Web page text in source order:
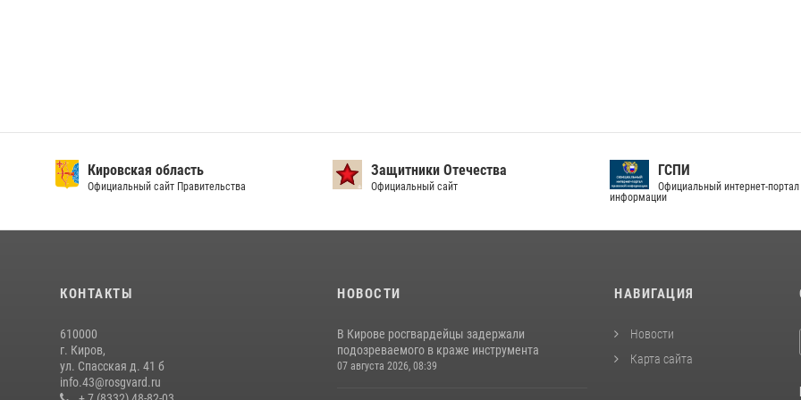
Кировская область
Официальный сайт Правительства
Защитники Отечества
Официальный сайт
ГСПИ
Официальный интернет-
информации
КОНТАКТЫ
610000
г. Киров,
ул. Спасская д. 41 б
info.43@rosgvard.ru
НОВОСТИ
В Кирове росгвардейцы задержали
подозреваемого в краже инструмента
07 августа 2026, 08:39
НАВИГАЦИЯ
Новости
Карта сайта